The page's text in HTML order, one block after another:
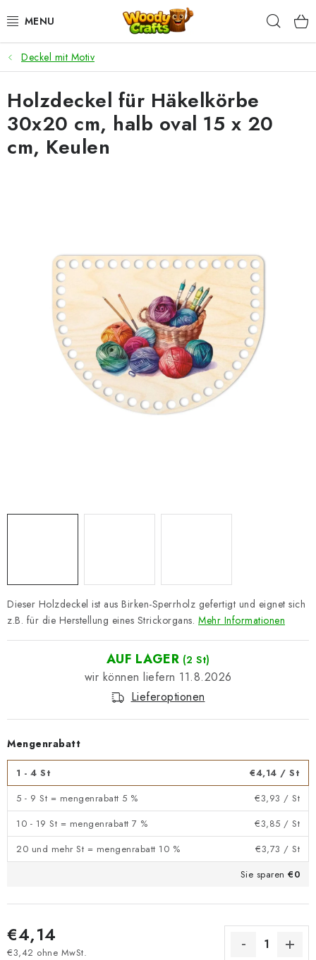
Inhalt
HÄKELN
FLECHTEN
BASTELSETS
Zahlung & Versand
Rücksendungen und Reklamationen
Kontakt
AGB
Datenschutzerklärung
Impressum
Deckel mit Motiv
Dieser Holzdeckel ist aus Birken-Sperrholz gefertigt und eignet sich
z.B. für die Herstellung eines Strickorgans. Mehr Informationen
AUF LAGER (2 St)
11.8.2026
Lieferoptionen
Mengenrabatt
1 - 4 St €4,14 / St
5 - 9 St = mengenrabatt 5 %
€3,93 / St
10 - 19 St = mengenrabatt 7 %
€3,85 / St
20 und mehr St = mengenrabatt 10 %
€3,73 / St
Sie sparen €0
€4,14
€3,42 ohne MwSt.
Holzdeckel für Häkelkörbe
30x20 cm, halb oval 15 x 20
cm, Keulen